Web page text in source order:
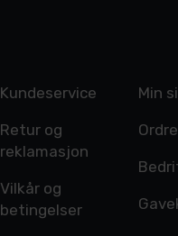
Kundeservice
Retur og
reklamasjon
Vilkår og
betingelser
Min